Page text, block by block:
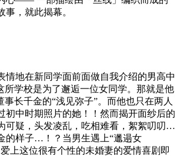
事，就此揭幕。
情地在新同学面前面做自我介绍的男高中
所学校是为了邂逅一位女同学。那就是他
事长千金的“浅见弥子”。而他也只在两人
中时期照片的她！！然而揭开面纱后的
疑，头发凌乱，吃相难看，絮絮叨叨…
的样子…！？当男生遇上“邋遢女
上这位很有个性的未婚妻的爱情喜剧即